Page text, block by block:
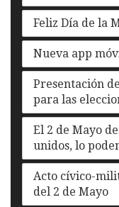
Feliz Día de la
Nueva app
Presentación
para las
El 2 de Mayo
unidos, lo
Acto cívico-
del 2 de Mayo